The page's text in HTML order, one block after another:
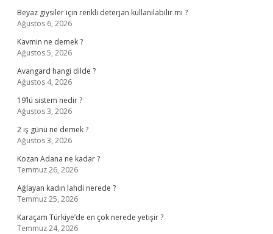
Beyaz giysiler için renkli deterjan kullanılabilir mi ?
Ağustos 6, 2026
Kavmin ne demek ?
Ağustos 5, 2026
Avangard hangi dilde ?
Ağustos 4, 2026
19’lü sistem nedir ?
Ağustos 3, 2026
2 iş günü ne demek ?
Ağustos 3, 2026
Kozan Adana ne kadar ?
Temmuz 26, 2026
Ağlayan kadın lahdi nerede ?
Temmuz 25, 2026
Karaçam Türkiye’de en çok nerede yetişir ?
Temmuz 24, 2026